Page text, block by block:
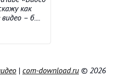
как
– б....
| com-download.ru © 2026